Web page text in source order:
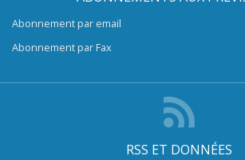
Abonnement par email
Abonnement par Fax
RSS ET DONNÉES